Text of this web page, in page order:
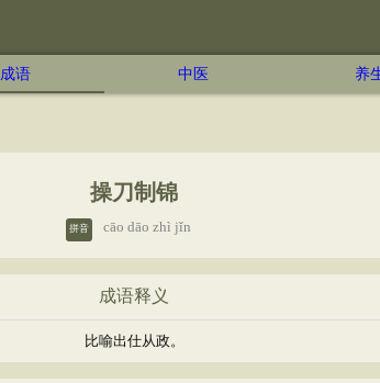
成语 中医 养
操刀制锦
拼音 cāo dāo zhì jǐn
成语释义
比喻出仕从政。